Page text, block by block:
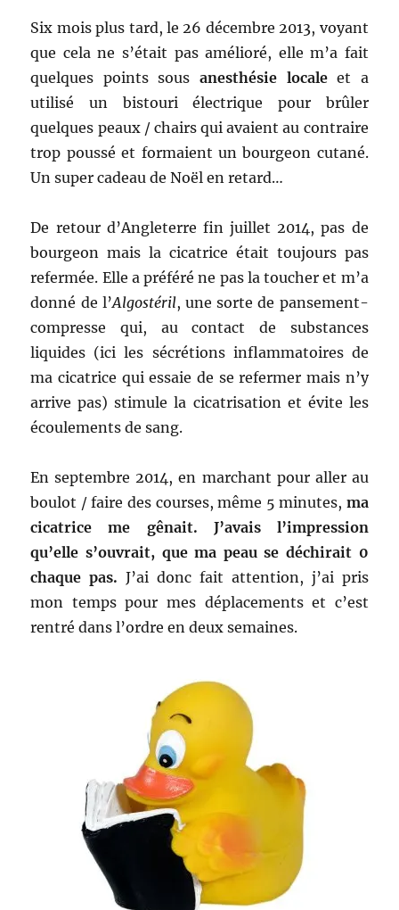
Six mois plus tard, le 26 décembre 2013, voyant
que cela ne s’était pas amélioré, elle m’a fait
quelques points sous anesthésie localeet a
utilisé un bistouri électrique pour brûler
quelques peaux / chairs qui avaient au contraire
trop poussé et formaient un bourgeon cutané.
Un super cadeau de Noël en retard…
De retour d’Angleterre fin juillet 2014, pas de
bourgeon mais la cicatrice était toujours pas
refermée. Elle a préféré ne pas la toucher et m’a
donné de l’Algostéril, une sorte de pansement-
compresse qui, au contact de substances
liquides (ici les sécrétions inflammatoires de
ma cicatrice qui essaie de se refermer mais n’y
arrive pas) stimule la cicatrisation et évite les
écoulements de sang.
En septembre 2014, en marchant pour aller au
boulot / faire des courses, même 5 minutes, ma
cicatrice me gênait. J’avais l’impression
qu’elle s’ouvrait, que ma peau se déchirait 0
chaque pas. J’ai donc fait attention, j’ai pris
mon temps pour mes déplacements et c’est
rentré dans l’ordre en deux semaines.